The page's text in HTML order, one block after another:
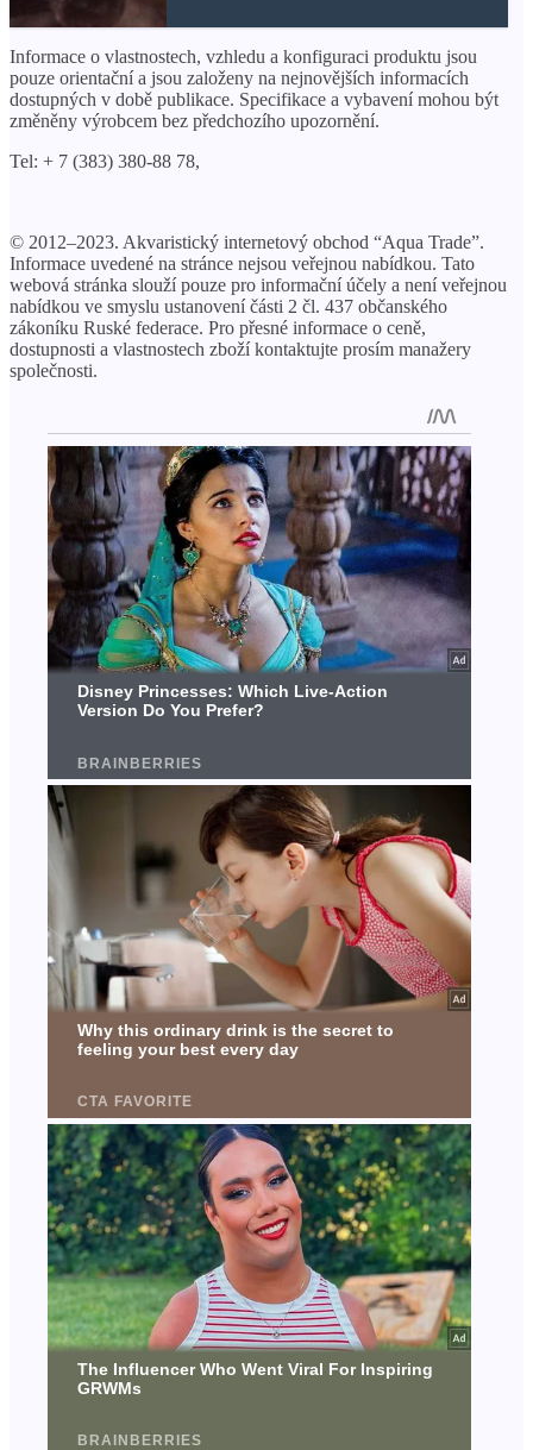
Informace o vlastnostech, vzhledu a konfiguraci produktu jsou
pouze orientační a jsou založeny na nejnovějších informacích
dostupných v době publikace. Specifikace a vybavení mohou být
změněny výrobcem bez předchozího upozornění.
Tel: + 7 (383) 380-88 78,
© 2012–2023. Akvaristický internetový obchod “Aqua Trade”.
Informace uvedené na stránce nejsou veřejnou nabídkou. Tato
webová stránka slouží pouze pro informační účely a není veřejnou
nabídkou ve smyslu ustanovení části 2 čl. 437 občanského
zákoníku Ruské federace. Pro přesné informace o ceně,
dostupnosti a vlastnostech zboží kontaktujte prosím manažery
společnosti.